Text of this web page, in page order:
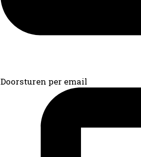
Doorsturen per email